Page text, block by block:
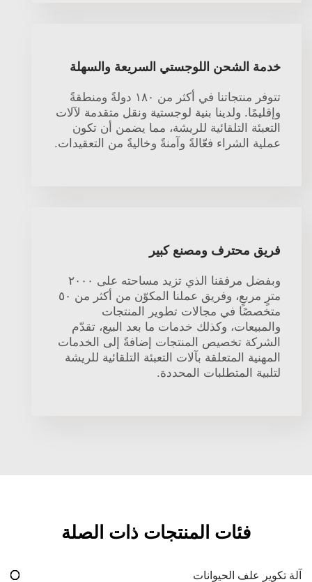
خدمة الشحن اللوجستي السريعة والسهلة
تتوفر منتجاتنا في أكثر من ١٨٠ دولةً ومنطقةً
وإقليمًا. ولدينا بنية لوجستية ونقل متقدمة لآلات
التعبئة التلقائية للريشة، مما يضمن أن تكون
عملية الشراء فعّالةً وآمنةً وخاليةً من التعقيدات.
فريق محترف ومصنع كبير
وبفضل مرفقنا الذي تزيد مساحته على ٢٠٠٠
مترٍ مربعٍ، وفريق عملنا المكوّن من أكثر من ٥٠
متخصصًا في مجالات تطوير المنتجات
والمبيعات، وكذلك خدمات ما بعد البيع، تقدّم
الشركة تخصيص المنتجات إضافةً إلى الخدمات
المهنية المتعلقة بآلات التعبئة التلقائية للريشة
لتلبية المتطلبات المحددة.
فئات المنتجات ذات الصلة
آلة تكوير علف الحيوانات